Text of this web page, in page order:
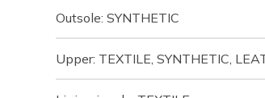
Outsole: SYNTHETIC
Upper: TEXTILE, SYNTHETIC,